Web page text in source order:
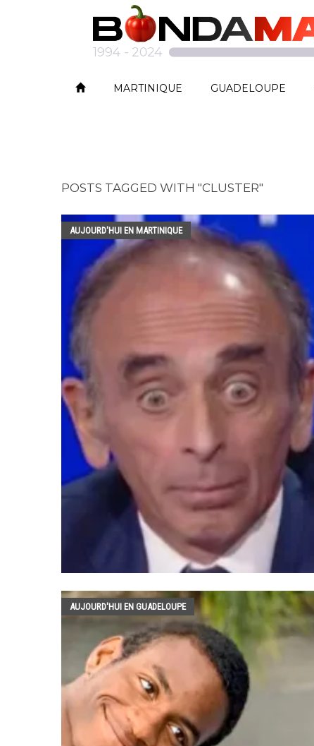
MARTINIQUE GUADELOUPE
POSTS TAGGED WITH "CLUSTER"
AUJOURD'HUI EN MARTINIQUE
AUJOURD'HUI EN GUADELOUPE